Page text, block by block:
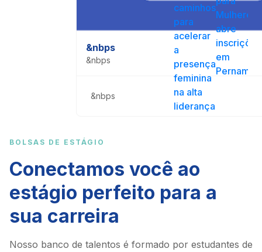
&nbps
&nbps
&nbps
Vagas de estágio para impulsionar sua carreira
Competitividade Internacional
A indústria cria, a indústria é mais Brasil
caminhos
para
acelerar
a
presença
feminina
na alta
liderança
Mulheres
abre
inscrições
em
BOLSAS DE ESTÁGIO
Conectamos você ao
estágio perfeito para a
sua carreira
Nosso banco de talentos é formado por estudantes de